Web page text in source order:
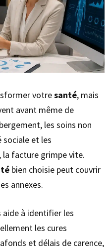
votresanté, mais
avant même de
les soins non
sociale et les
la facture grimpe vite.
bien choisie peut couvrir
annexes.
aide à identifier les
les cures
et délais de carence,